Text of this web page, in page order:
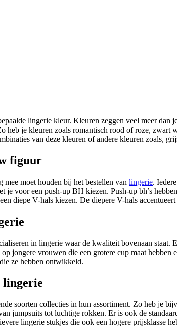
lingerie kleur. Kleuren zeggen veel meer
heb je kleuren zoals romantisch rood of roze,
van deze kleuren of andere kleuren zoals,
figuur
moet houden bij het bestellen van lingerie.
je voor een push-up BH kiezen. Push-up bh’s
diepe V-hals kiezen. De diepere V-hals
in lingerie waar de kwaliteit bovenaan staat.
jongere vrouwen die een grotere cup maat
ze hebben ontwikkeld.
lingerie
soorten collecties in hun assortiment. Zo heb je
jumpsuits tot luchtige rokken. Er is ook de
lingerie stukjes die ook een hogere prijsklasse